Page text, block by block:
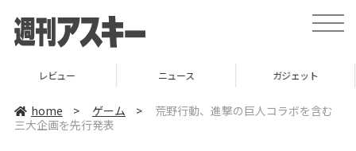
t
o
v
ニュース ガジェット ゲーム
home > ゲーム >
荒野行動、進撃の巨人コラボを含む
三大企画を先行発表